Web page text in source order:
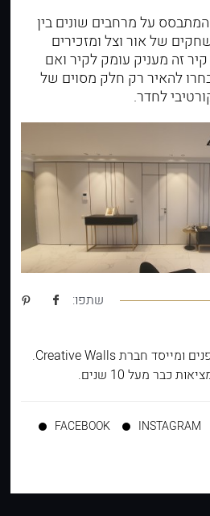
על מרחבים שונים בין
של אור וצל ומזכירים
זה מעניק עומק לקיר ואם
להאיר רק חלק מסוים של
לחדר.
שתפו:
אדריכל, מעצב פנים ומייסד חברת Creative Walls.
כבר מעל 10 שנים.
INSTAGRAM
FACEBOOK